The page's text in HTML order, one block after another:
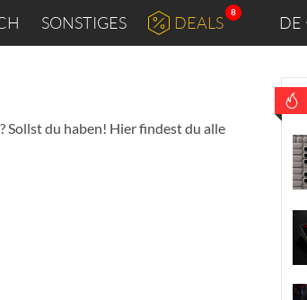
SONSTIGES DEALS
8
DE
Sollst du haben! Hier findest du alle